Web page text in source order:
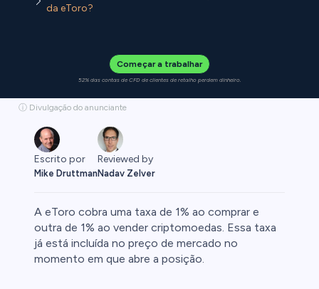
da eToro?
Começar a trabalhar
52% das contas de CFD de clientes de retalho perdem dinheiro.
ⓘ Divulgação do anunciante
Escrito por
Mike Druttman
Reviewed by
Nadav Zelver
A eToro cobra uma taxa de 1% ao comprar e
outra de 1% ao vender criptomoedas. Essa taxa
já está incluída no preço de mercado no
momento em que abre a posição.